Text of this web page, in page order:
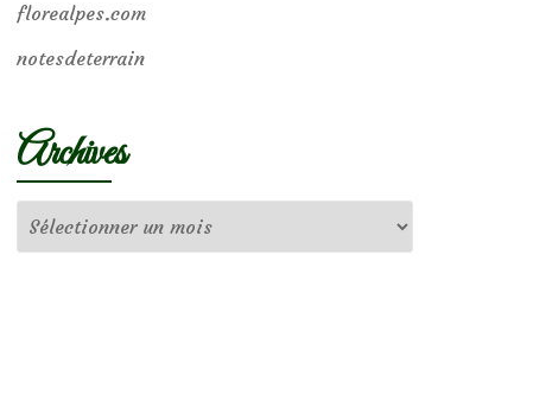
florealpes.com
notesdeterrain
Archives
Archives